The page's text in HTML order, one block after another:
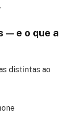
— e o que a
distintas ao